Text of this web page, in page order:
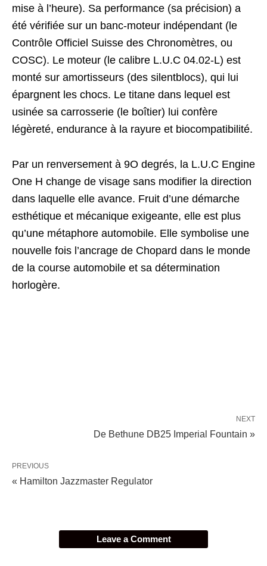
mise à l’heure). Sa performance (sa précision) a
été vérifiée sur un banc-moteur indépendant (le
Contrôle Officiel Suisse des Chronomètres, ou
COSC). Le moteur (le calibre L.U.C 04.02-L) est
monté sur amortisseurs (des silentblocs), qui lui
épargnent les chocs. Le titane dans lequel est
usinée sa carrosserie (le boîtier) lui confère
légèreté, endurance à la rayure et biocompatibilité.
Par un renversement à 9O degrés, la L.U.C Engine
One H change de visage sans modifier la direction
dans laquelle elle avance. Fruit d’une démarche
esthétique et mécanique exigeante, elle est plus
qu’une métaphore automobile. Elle symbolise une
nouvelle fois l’ancrage de Chopard dans le monde
de la course automobile et sa détermination
horlogère.
NEXT
De Bethune DB25 Imperial Fountain »
PREVIOUS
« Hamilton Jazzmaster Regulator
Leave a Comment